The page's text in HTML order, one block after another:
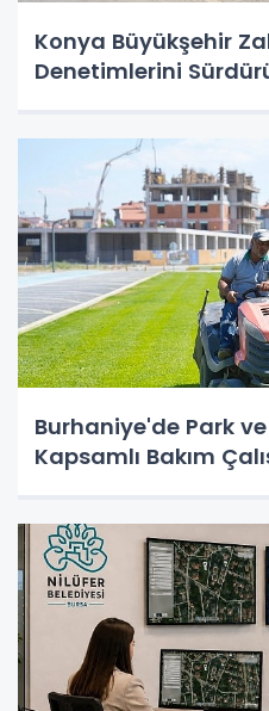
Konya Büyükşehir
Denetimlerini
Burhaniye'de Park
Kapsamlı Bakım